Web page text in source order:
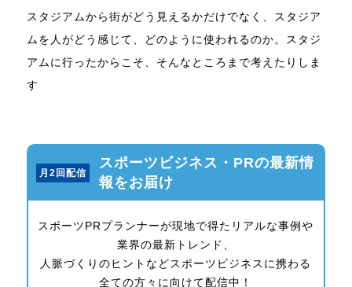
スタジアムから街がどう見えるかだけでなく、スタジア
ムを人がどう感じて、どのように使われるのか。スタジ
アムに行ったからこそ、そんなところまで考えたりしま
す
月2回配信
スポーツビジネス・PRの最新情
報をお届け
スポーツPRプランナーが現地で得たリアルな事例や
業界の最新トレンド、
人脈づくりのヒントなどスポーツビジネスに携わる
全ての方々に向けて配信中！